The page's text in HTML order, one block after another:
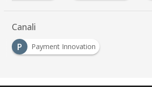
Canali
P
Payment Innovation